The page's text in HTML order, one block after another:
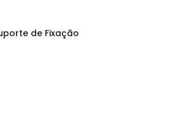
de Fixação